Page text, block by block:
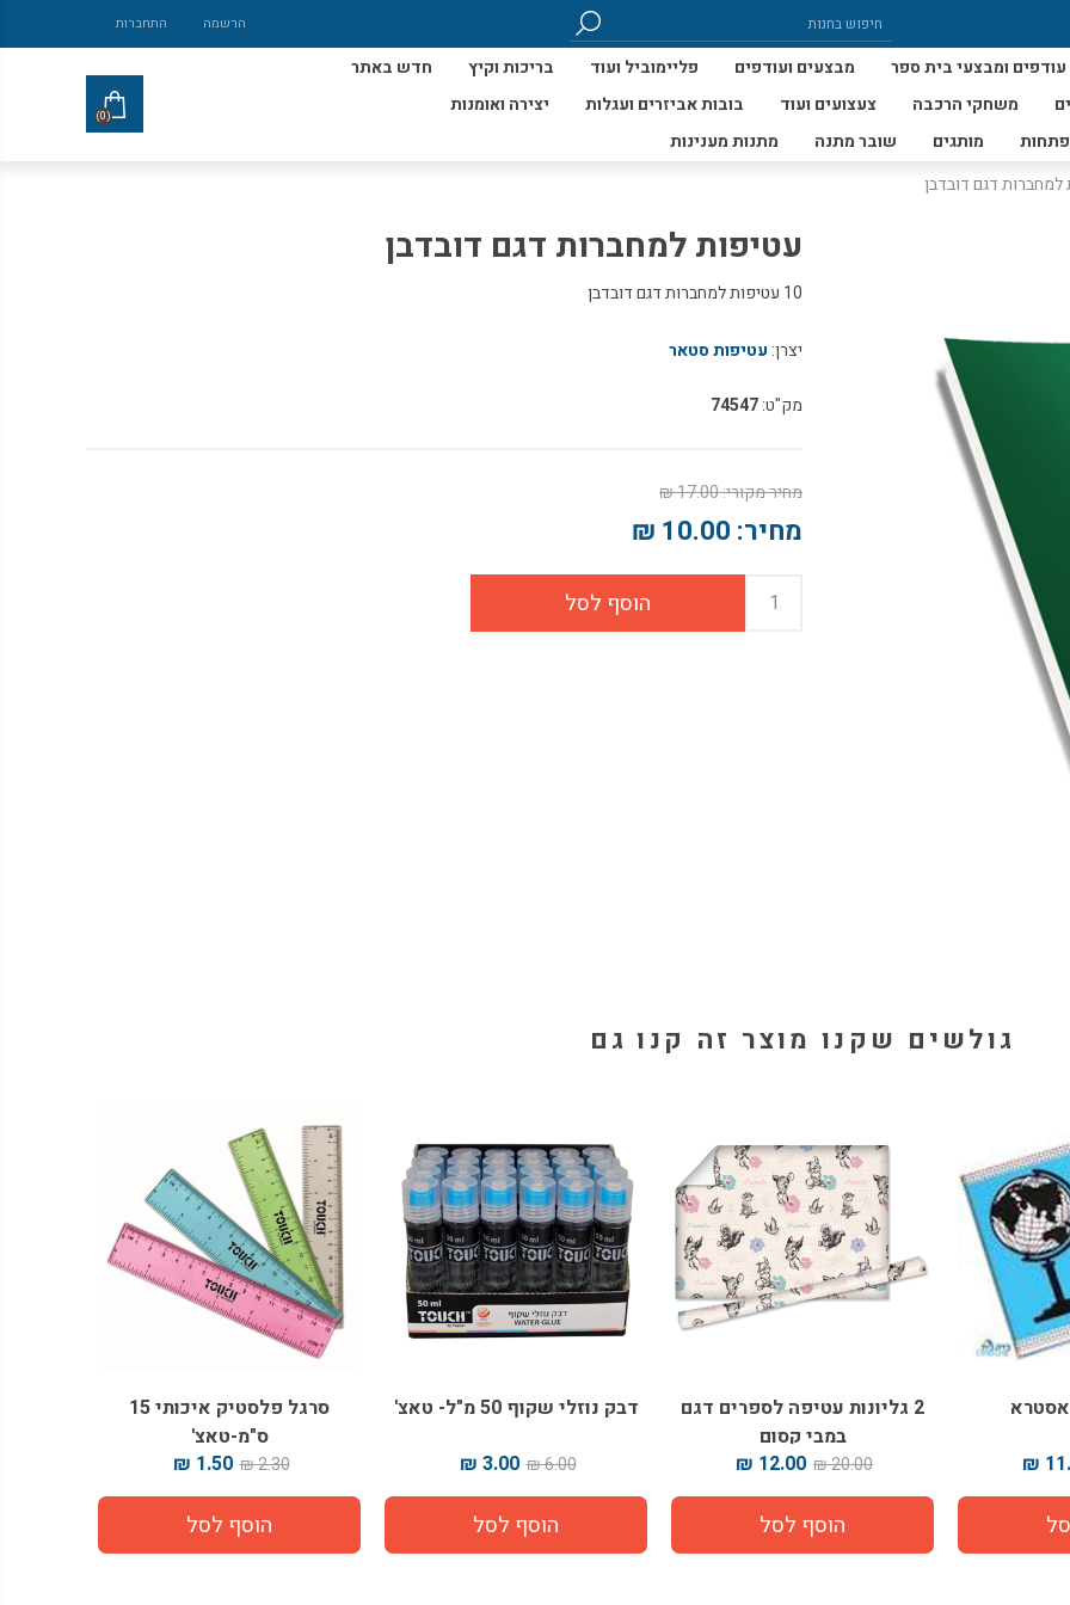
הרשמה התחברות
עודפים ומבצעי בית ספר מבצעים ועודפים פליימוביל ועוד בריכות וקיץ
חדש באתר
משחקי הרכבה צעצועים ועוד בובות אביזרים ועגלות
יצירה ואומנות
מותגים שובר מתנה מתנות מענינות
(0)
למחברות דגם דובדבן
עטיפות למחברות דגם דובדבן
10 עטיפות למחברות דגם דובדבן
יצרן: עטיפות סטאר
מק"ט:74547
מחיר מקורי:17.00 ₪
מחיר: 10.00 ₪
גולשים שקנו מוצר זה קנו גם
2 גליונות עטיפה לספרים דגם
במבי קסום
20.00 ₪
12.00 ₪
דבק נוזלי שקוף 50 מ"ל- טאצ'
6.00 ₪
3.00 ₪
סרגל פלסטיק איכותי 15
ס"מ-טאצ'
2.30 ₪
1.50 ₪